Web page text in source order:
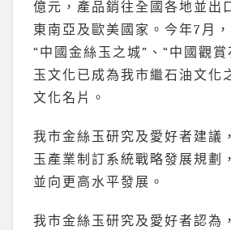
億元，產品銷往全國各地並出
東南亞及歐美國家。今年7月
“中國金絲玉之城”、“中國觀
玉文化已成為我市繼石油文化
文化名片。
我市金絲玉研究及愛好者建議
玉產業制訂系統戰略發展規劃
並向更高水平發展。
我市金絲玉研究及愛好者認為